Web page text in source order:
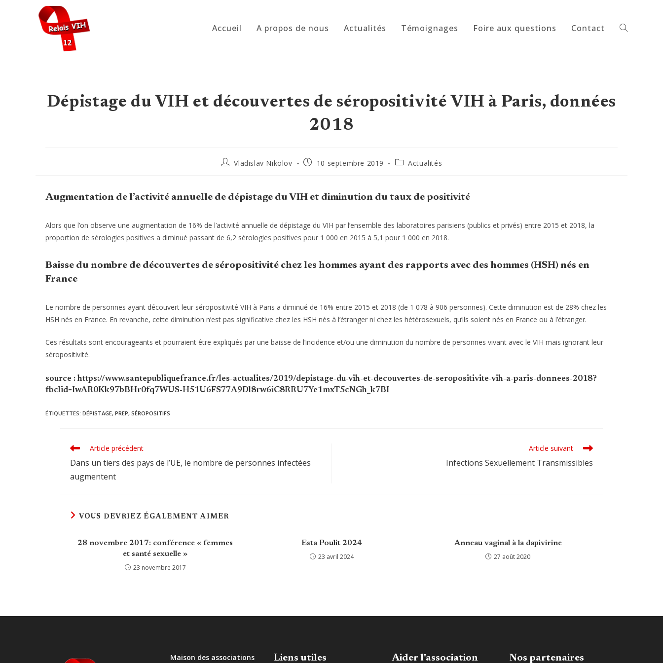
Accueil A propos de nous Actualités Témoignages Foire aux questions Contact Toggle
Dépistage du VIH et découvertes de séropositivité VIH à Paris, données
2018
Auteur/autrice
Vladislav Nikolov
Publication
10 septembre 2019
PostActualités
Augmentation de l’activité annuelle de dépistage du VIH et diminution du taux de positivité
Alors que l’on observe une augmentation de 16% de l’activité annuelle de dépistage du VIH par l’ensemble des laboratoires parisiens (publics et privés) entre 2015 et 2018, la
proportion de sérologies positives a diminué passant de 6,2 sérologies positives pour 1 000 en 2015 à 5,1 pour 1 000 en 2018.
Baisse du nombre de découvertes de séropositivité chez les hommes ayant des rapports avec des hommes (HSH) nés en
France
Le nombre de personnes ayant découvert leur séropositivité VIH à Paris a diminué de 16% entre 2015 et 2018 (de 1 078 à 906 personnes). Cette diminution est de 28% chez les
HSH nés en France. En revanche, cette diminution n’est pas significative chez les HSH nés à l’étranger ni chez les hétérosexuels, qu’ils soient nés en France ou à l’étranger.
Ces résultats sont encourageants et pourraient être expliqués par une baisse de l’incidence et/ou une diminution du nombre de personnes vivant avec le VIH mais ignorant leur
séropositivité.
source : https://www.santepubliquefrance.fr/les-actualites/2019/depistage-du-vih-et-decouvertes-de-seropositivite-vih-a-paris-donnees-2018?
fbclid=IwAR0Kk97bBHr0fq7WUS-H51U6FS77A9Dl8rw6iC8RRU7Ye1mxT5cNGh_k7BI
ÉTIQUETTES: DÉPISTAGE, PREP, SÉROPOSITIFS
Read
articles
Article précédent
Dans un tiers des pays de l’UE, le nombre de personnes infectées
augmentent
Article suivant
Infections Sexuellement Transmissibles
VOUS DEVRIEZ ÉGALEMENT AIMER
28 novembre 2017: conférence « femmes
et santé sexuelle »
23 novembre 2017
Esta Poulit 2024
23 avril 2024
Anneau vaginal à la dapivirine
27 août 2020
Maison des associations Liens utiles Aider l'association Nos partenaires